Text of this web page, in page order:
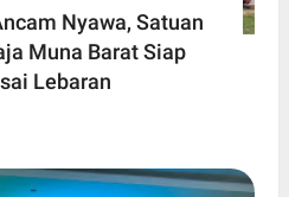
Nyawa, Satuan
Muna Barat Siap
Lebaran